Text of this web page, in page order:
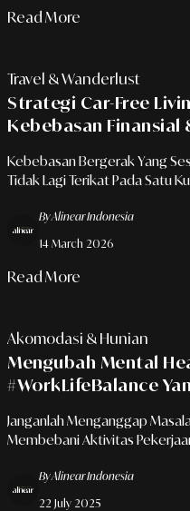
Read More
Travel & Wanderlust
Strategi Car-Free
Kebebasan Finansial
Kebebasan Bergerak Yang
Tidak Lagi Terikat Pada Satu
By Alinear Indonesia
14 March 2026
Read More
Akomodasi & Hunian
Mengubah Mental
#WorkLifeBalance
Janganlah Menganggap
Membebani Aktivitas
By Alinear Indonesia
22 July 2025